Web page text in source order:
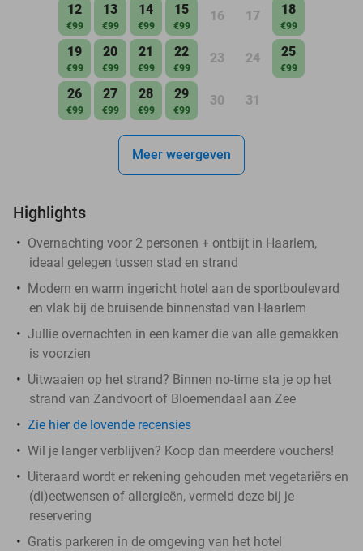
12
€99
13
€99
14
€99
15
€99
16 17 18
€99
19
€99
20
€99
21
€99
22
€99
23 24 25
€99
26
€99
27
€99
28
€99
29
€99
30 31
Meer weergeven
Highlights
Overnachting voor 2 personen + ontbijt in Haarlem,
ideaal gelegen tussen stad en strand
Modern en warm ingericht hotel aan de sportboulevard
en vlak bij de bruisende binnenstad van Haarlem
Jullie overnachten in een kamer die van alle gemakken
is voorzien
Uitwaaien op het strand? Binnen no-time sta je op het
strand van Zandvoort of Bloemendaal aan Zee
Zie hier de lovende recensies
Wil je langer verblijven? Koop dan meerdere vouchers!
Uiteraard wordt er rekening gehouden met vegetariërs en
(di)eetwensen of allergieën, vermeld deze bij je
reservering
Gratis parkeren in de omgeving van het hotel